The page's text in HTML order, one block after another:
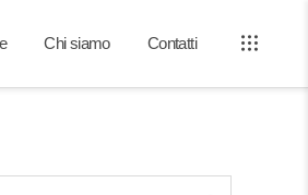
Chi siamo Contatti